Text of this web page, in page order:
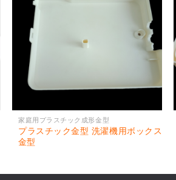
家庭用プラスチック成形金型
プラスチック金型 洗濯機用ボックス
金型